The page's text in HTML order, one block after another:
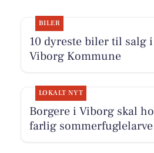
BILER
10 dyreste biler til salg
Viborg Kommune
LOKALT NYT
Borgere i Viborg skal
farlig